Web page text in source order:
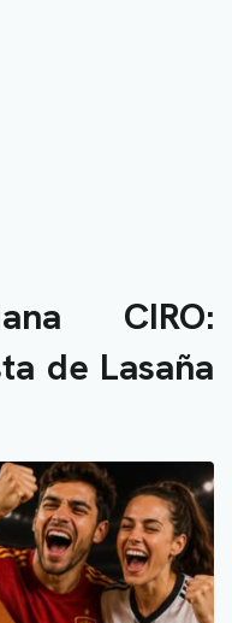
CIRO:
de Lasaña